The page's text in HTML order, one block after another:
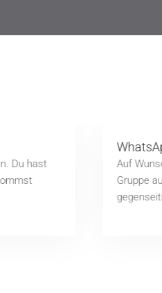
Du hast
Auf
Gruppe